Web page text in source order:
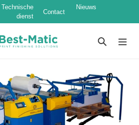
Technische
dienst
Contact
Nieuws
Zoeken